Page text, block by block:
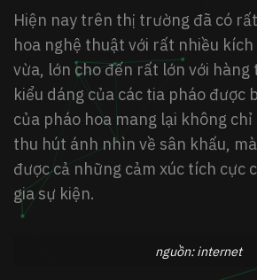
Hiện nay trên thị trường đã có
hoa nghệ thuật với rất nhiều
vừa, lớn cho đến rất lớn với hàng
kiểu dáng của các tia pháo được
của pháo hoa mang lại không
thu hút ánh nhìn về sân khấu,
được cả những cảm xúc tích cực
gia sự kiện.
nguồn: internet